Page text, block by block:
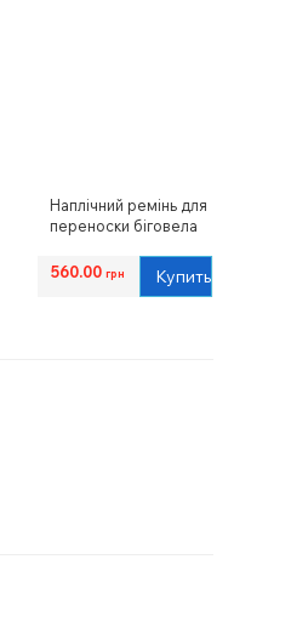
Наплічний ремінь для
переноски біговела
Puky
560.00грн Купить